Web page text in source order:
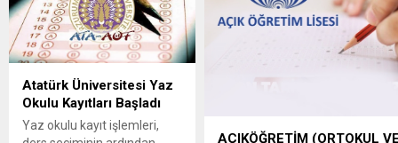
Atatürk Üniversitesi Yaz
Okulu Kayıtları Başladı
Yaz okulu kayıt işlemleri,
AÇIKÖĞRETİM (ORTOKUL